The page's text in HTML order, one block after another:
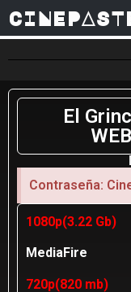
El
Contraseña:
1080p(3.22 Gb)
MediaFire
720p(820 mb)